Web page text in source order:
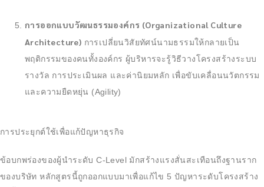
การออกแบบวัฒนธรรมองค์กร (Organizational Culture
Architecture) การเปลี่ยนวิสัยทัศน์นามธรรมให้กลายเป็น
พฤติกรรมของคนทั้งองค์กร ผู้บริหารจะรู้วิธีวางโครงสร้างระบบ
รางวัล การประเมินผล และค่านิยมหลัก เพื่อขับเคลื่อนนวัตกรรม
และความยืดหยุ่น (Agility)
การประยุกต์ใช้เพื่อแก้ปัญหาธุรกิจ
ข้อบกพร่องของผู้นำระดับ C-Level มักสร้างแรงสั่นสะเทือนถึงฐานราก
ของบริษัท หลักสูตรนี้ถูกออกแบบมาเพื่อแก้ไข 5 ปัญหาระดับโครงสร้าง